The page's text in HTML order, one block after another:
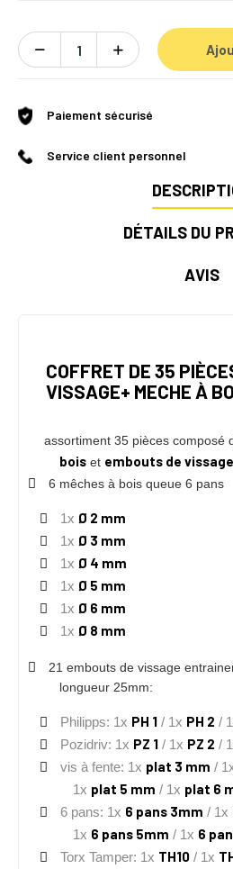
Paiement sécurisé
Service client personnel
DÉTAILS DU
AVIS
COFFRET DE 35
VISSAGE+ MECHE À
assortiment 35 pièces composé
bois et embouts de vissage
6 mêches à bois queue 6 pans
1xØ 2 mm
1xØ 3 mm
1xØ 4 mm
1xØ 5 mm
1xØ 6 mm
1xØ 8 mm
21 embouts de vissage
longueur 25mm:
Philipps: 1x PH 1 / 1x PH 2 /
Pozidriv: 1x PZ 1 / 1x PZ 2 /
vis à fente: 1x plat 3 mm /
1x plat 5 mm / 1x plat 6
6 pans: 1x 6 pans 3mm / 1x
1x 6 pans 5mm / 1x 6
Torx Tamper: 1x TH10 / 1x